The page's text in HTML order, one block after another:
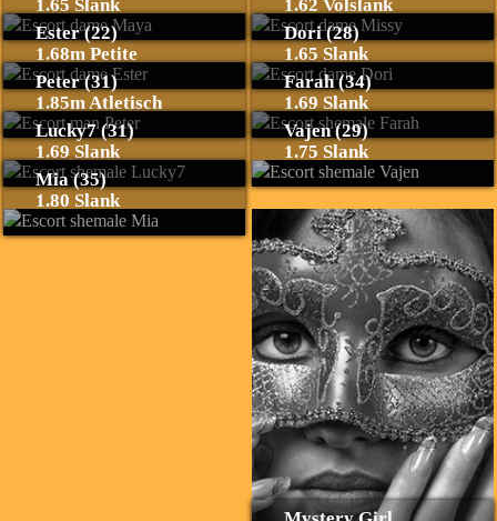
1.65 Slank
1.62 Volslank
Ester (22)
1.68m Petite
Dori (28)
1.65 Slank
Peter (31)
1.85m Atletisch
Farah (34)
1.69 Slank
Lucky7 (31)
1.69 Slank
Vajen (29)
1.75 Slank
Mia (35)
1.80 Slank